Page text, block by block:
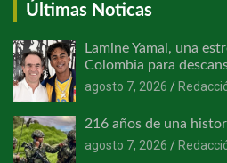
Últimas Noticas
Lamine Yamal, una
Colombia para
agosto 7, 2026
216 años de una
agosto 7, 2026